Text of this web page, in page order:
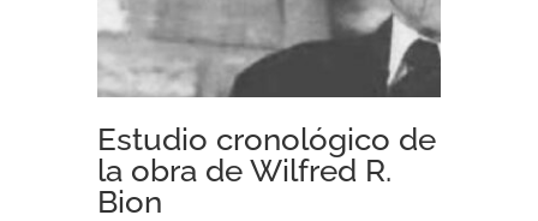
Estudio cronológico de
la obra de Wilfred R.
Bion